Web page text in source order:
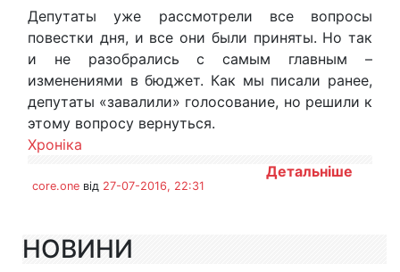
Депутаты уже рассмотрели все вопросы
повестки дня, и все они были приняты. Но так
и не разобрались с самым главным –
изменениями в бюджет. Как мы писали ранее,
депутаты «завалили» голосование, но решили к
этому вопросу вернуться.
Хроніка
Детальніше
core.one від 27-07-2016, 22:31
НОВИНИ